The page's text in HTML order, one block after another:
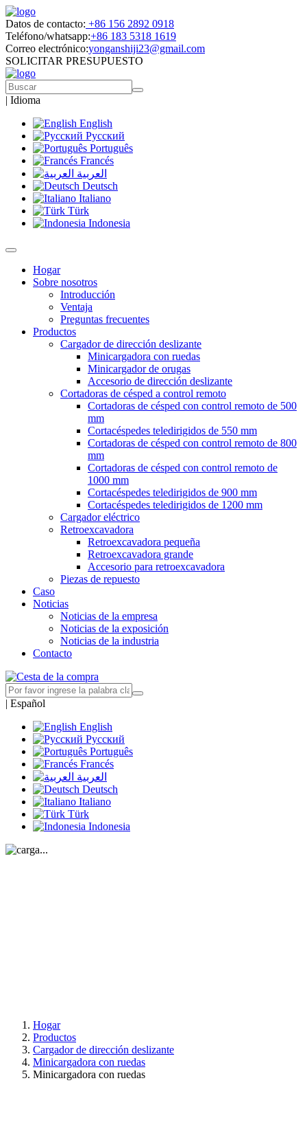
Datos de contacto: +86 156 2892 0918
Teléfono/whatsapp:+86 183 5318 1619
Correo electrónico:yonganshiji23@gmail.com
SOLICITAR PRESUPUESTO
| Idioma
English
Русский
Português
Francés
العربية
Deutsch
Italiano
Türk
Indonesia
Hogar
Sobre nosotros
Introducción
Ventaja
Preguntas frecuentes
Productos
Cargador de dirección deslizante
Minicargadora con ruedas
Minicargador de orugas
Accesorio de dirección deslizante
Cortadoras de césped a control remoto
Cortadoras de césped con control remoto de 500
mm
Cortacéspedes teledirigidos de 550 mm
Cortadoras de césped con control remoto de 800
mm
Cortadoras de césped con control remoto de
1000 mm
Cortacéspedes teledirigidos de 900 mm
Cortacéspedes teledirigidos de 1200 mm
Cargador eléctrico
Retroexcavadora
Retroexcavadora pequeña
Retroexcavadora grande
Accesorio para retroexcavadora
Piezas de repuesto
Caso
Noticias
Noticias de la empresa
Noticias de la exposición
Noticias de la industria
Contacto
| Español
English
Русский
Português
Francés
العربية
Deutsch
Italiano
Türk
Indonesia
Hogar
Productos
Cargador de dirección deslizante
Minicargadora con ruedas
Minicargadora con ruedas